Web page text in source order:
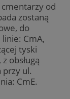
cmentarzy od
zostaną
do
CmA,
tyski
obsługą
przy ul.
CmE.